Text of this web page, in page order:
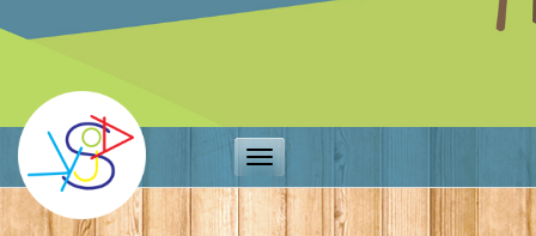
Toggle
navigation